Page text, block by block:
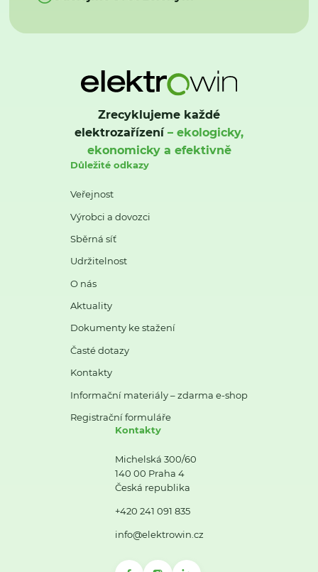
Zrecyklujeme každé
elektrozařízení– ekologicky,
ekonomicky a efektivně
Důležité odkazy
Veřejnost
Výrobci a dovozci
Sběrná síť
Udržitelnost
O nás
Aktuality
Dokumenty ke stažení
Časté dotazy
Kontakty
Informační materiály – zdarma e-shop
Registrační formuláře
Kontakty
Michelská 300/60
140 00 Praha 4
Česká republika
+420 241 091 835
info@elektrowin.cz